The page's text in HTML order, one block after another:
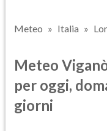
Meteo Italia
Meteo
per oggi,
giorni